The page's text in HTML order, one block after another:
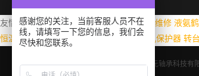
友情链接： 港口码头投光灯 阿博格注塑机维修 液氨
恒温振荡器 阜阳镀锌管 P+F传感器 电动机保护器 转
Copyright © 2005-2025 洛阳鸿元轴承科技有
感谢您的关注，当前客服人员不在
线，请填写一下您的信息，我们会
尽快和您联系。